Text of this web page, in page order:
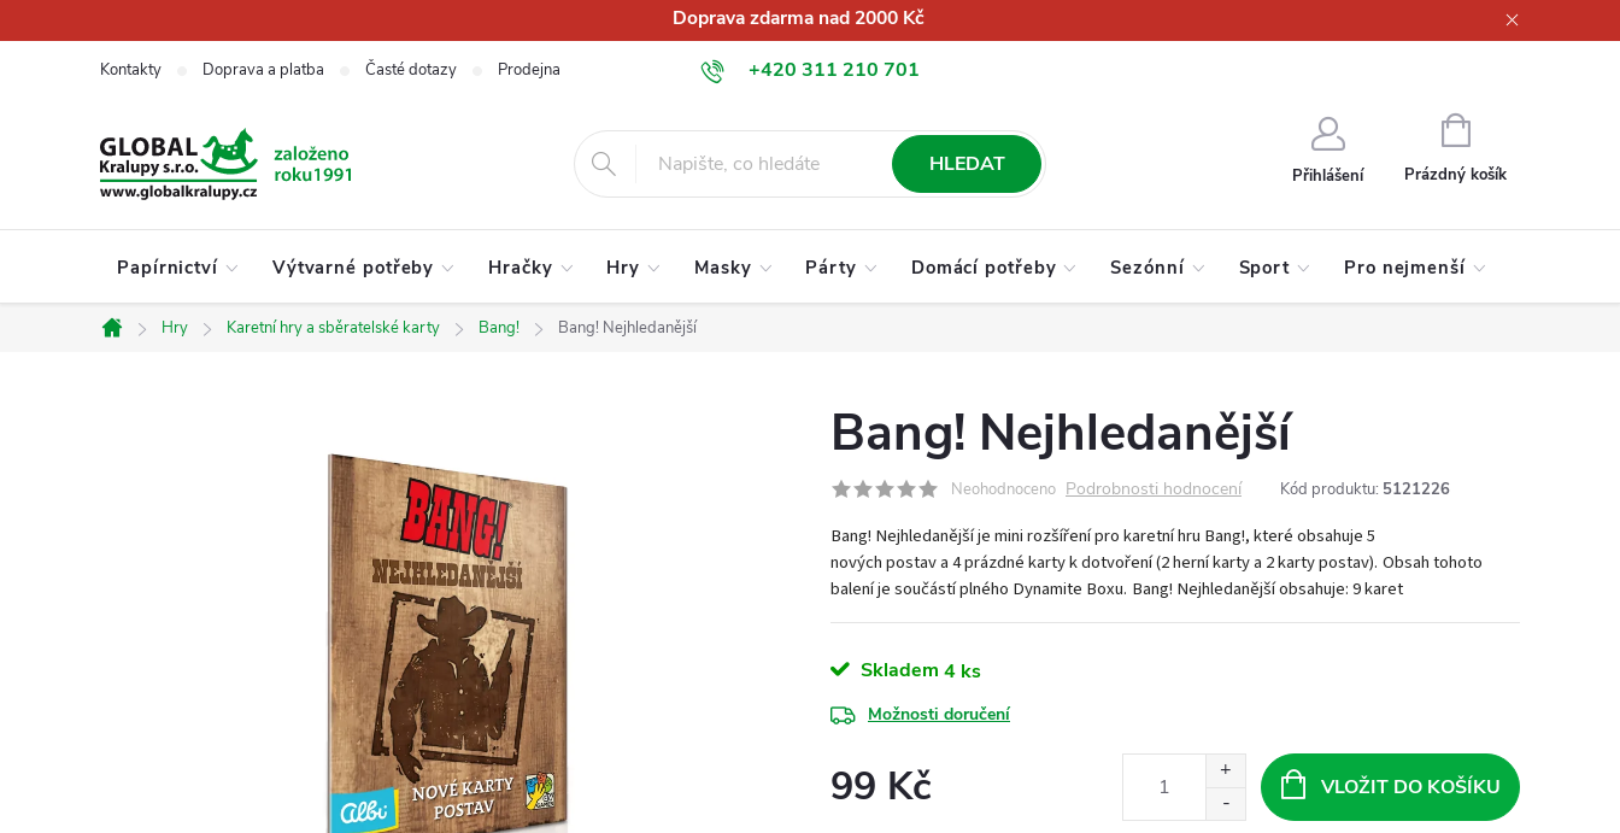
na
Doprava zdarma nad 2000 Kč
+420 311 210 701
info@globalkralupy.cz
Kontakty Doprava a platba Časté dotazy Prodejna Obchodní podmínky Podmínky ochrany osobních údajů
HLEDAT Přihlášení
NÁKUPNÍ
KOŠÍK
Prázdný košík
Papírnictví Výtvarné potřeby Hračky Hry Masky Párty Domácí potřeby Sezónní Sport Pro nejmenší
Domů
Hry Karetní hry a sběratelské karty Bang! Bang! Nejhledanější
Bang! Nejhledanější
Neohodnoceno Podrobnosti hodnocení Kód produktu: 5121226
Bang! Nejhledanější je mini rozšíření pro karetní hru Bang!, které obsahuje 5
nových postav a 4 prázdné karty k dotvoření (2 herní karty a 2 karty postav). Obsah tohoto
balení je součástí plného Dynamite Boxu. Bang! Nejhledanější obsahuje: 9 karet
Skladem 4 ks
Možnosti doručení
99 Kč VLOŽIT DO KOŠÍKU